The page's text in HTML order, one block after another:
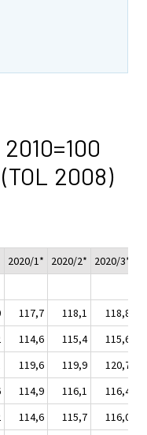
2008)
2020/1* 2020/2* 2020/3*
117,7 118,1
118,8
114,6 115,4
115,6
119,6 119,9
120,7
114,9 116,1
116,4
114,6 115,7
116,0